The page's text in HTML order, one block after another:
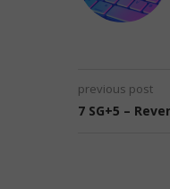
previous post
7 SG+5 –